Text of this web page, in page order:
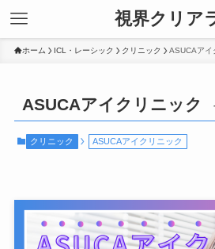
視界クリア
ホーム ICL・レーシック クリニック ASUCAアイ
ASUCAアイクリニック
クリニック ASUCAアイクリニック